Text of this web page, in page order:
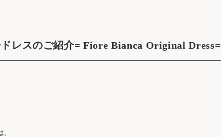
レスのご紹介= Fiore Bianca Original Dress=